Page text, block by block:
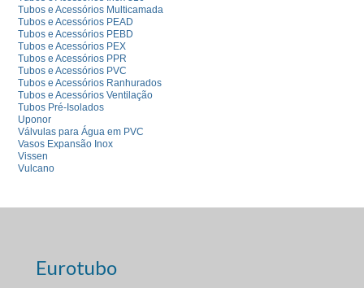
Tubos e Acessórios Multicamada
Tubos e Acessórios PEAD
Tubos e Acessórios PEBD
Tubos e Acessórios PEX
Tubos e Acessórios PPR
Tubos e Acessórios PVC
Tubos e Acessórios Ranhurados
Tubos e Acessórios Ventilação
Tubos Pré-Isolados
Uponor
Válvulas para Água em PVC
Vasos Expansão Inox
Vissen
Vulcano
Eurotubo